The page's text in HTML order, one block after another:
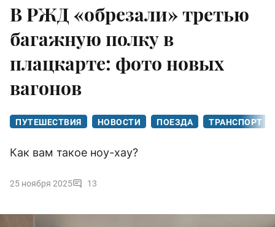
В РЖД «обрезали» третью
багажную полку в
плацкарте: фото новых
вагонов
ПУТЕШЕСТВИЯ НОВОСТИ ПОЕЗДА ТРАНСПОРТ
Как вам такое ноу-хау?
25 ноября 2025 13